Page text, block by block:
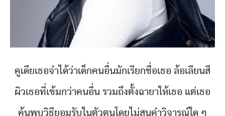
คูเดียเธอจำได้ว่าเด็กคนอื่นมักเรียกชื่อเธอ ล้อเลียนสี
ผิวเธอที่เข้มกว่าคนอื่น รวมถึงตั้งฉายาให้เธอ แต่เธอ
ค้นพบวิธียอมรับในตัวตนโดยไม่สนคำวิจารณ์ใด ๆ